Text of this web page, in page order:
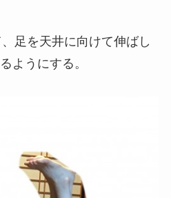
足を天井に向けて伸ばし
ようにする。